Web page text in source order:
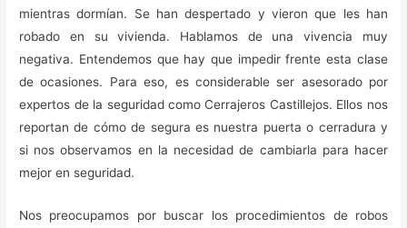
mientras dormían. Se han despertado y vieron que les han
robado en su vivienda. Hablamos de una vivencia muy
negativa. Entendemos que hay que impedir frente esta clase
de ocasiones. Para eso, es considerable ser asesorado por
expertos de la seguridad como Cerrajeros Castillejos. Ellos nos
reportan de cómo de segura es nuestra puerta o cerradura y
si nos observamos en la necesidad de cambiarla para hacer
mejor en seguridad.
Nos preocupamos por buscar los procedimientos de robos